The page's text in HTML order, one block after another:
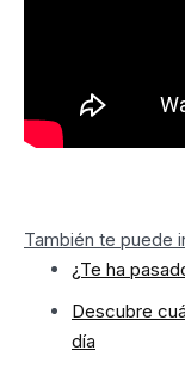
También te puede
¿Te ha
Descubre
día